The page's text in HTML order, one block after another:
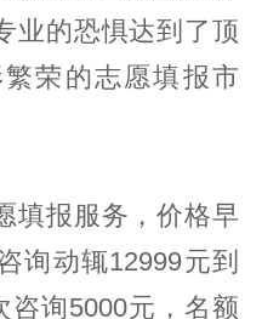
业的恐惧达到了顶
荣的志愿填报市
填报服务，价格早
询动辄12999元到
咨询5000元，名额